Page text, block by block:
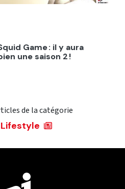
Game : il y aura
une saison 2 !
de la catégorie